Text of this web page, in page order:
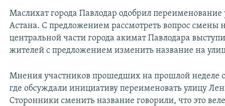
Маслихат города Павлодар одобрил
Астана. С предложением рассмотреть вопрос смены
центральной части города акимат Павлодара
жителей с предложением изменить название на
Мнения участников прошедших на прошлой неделе
где обсуждали инициативу переименовать улицу
Сторонники сменить название говорили, что это